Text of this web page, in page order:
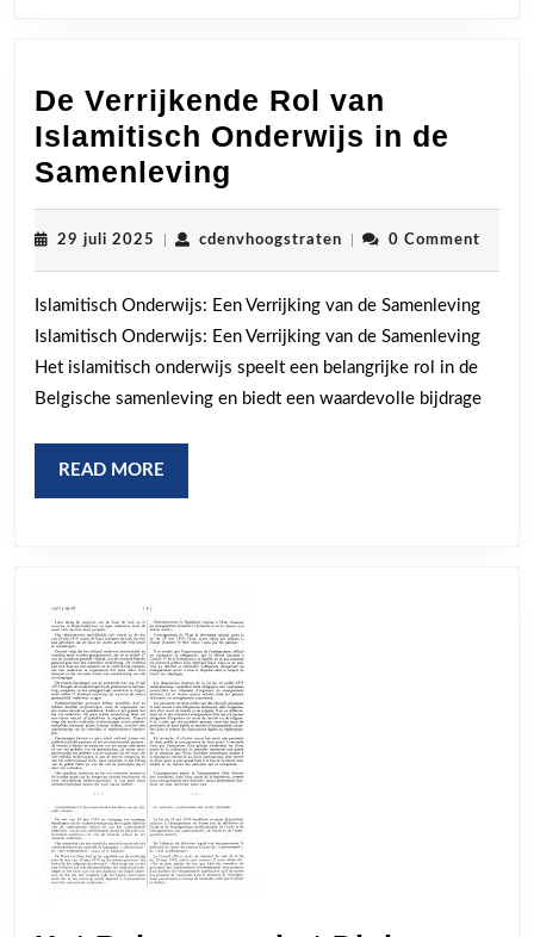
De Verrijkende Rol van
Islamitisch Onderwijs in de
Samenleving
Verrijkende
Rol
van
Islamitisch
Onderwijs
in
29 juli 2025 cdenvhoogstratencdenvhoogstraten
0 Comment
Islamitisch Onderwijs: Een Verrijking van de Samenleving
Islamitisch Onderwijs: Een Verrijking van de Samenleving
Het islamitisch onderwijs speelt een belangrijke rol in de
Belgische samenleving en biedt een waardevolle bijdrage
READ MORE
MORE